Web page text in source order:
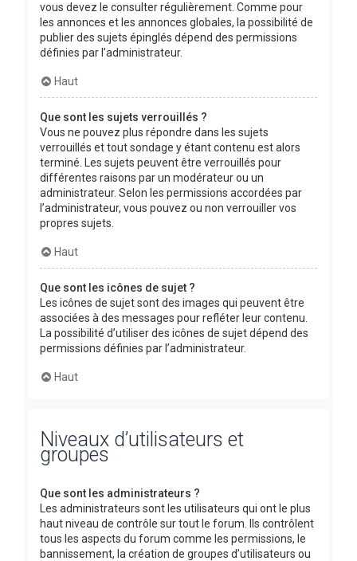
vous devez le consulter régulièrement. Comme pour
les annonces et les annonces globales, la possibilité de
publier des sujets épinglés dépend des permissions
définies par l’administrateur.
Haut
Que sont les sujets verrouillés ?
Vous ne pouvez plus répondre dans les sujets
verrouillés et tout sondage y étant contenu est alors
terminé. Les sujets peuvent être verrouillés pour
différentes raisons par un modérateur ou un
administrateur. Selon les permissions accordées par
l’administrateur, vous pouvez ou non verrouiller vos
propres sujets.
Haut
Que sont les icônes de sujet ?
Les icônes de sujet sont des images qui peuvent être
associées à des messages pour refléter leur contenu.
La possibilité d’utiliser des icônes de sujet dépend des
permissions définies par l’administrateur.
Haut
Niveaux d’utilisateurs et
groupes
Que sont les administrateurs ?
Les administrateurs sont les utilisateurs qui ont le plus
haut niveau de contrôle sur tout le forum. Ils contrôlent
tous les aspects du forum comme les permissions, le
bannissement, la création de groupes d’utilisateurs ou